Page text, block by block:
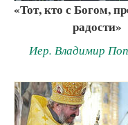
«Тот, кто с Богом,
радости»
Иер. Владимир